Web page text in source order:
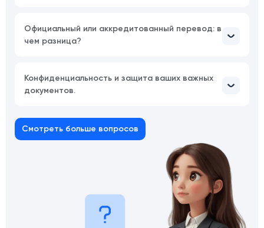
Официальный или аккредитованный перевод: в
чем разница?
Конфиденциальность и защита ваших важных
документов.
Смотреть больше вопросов